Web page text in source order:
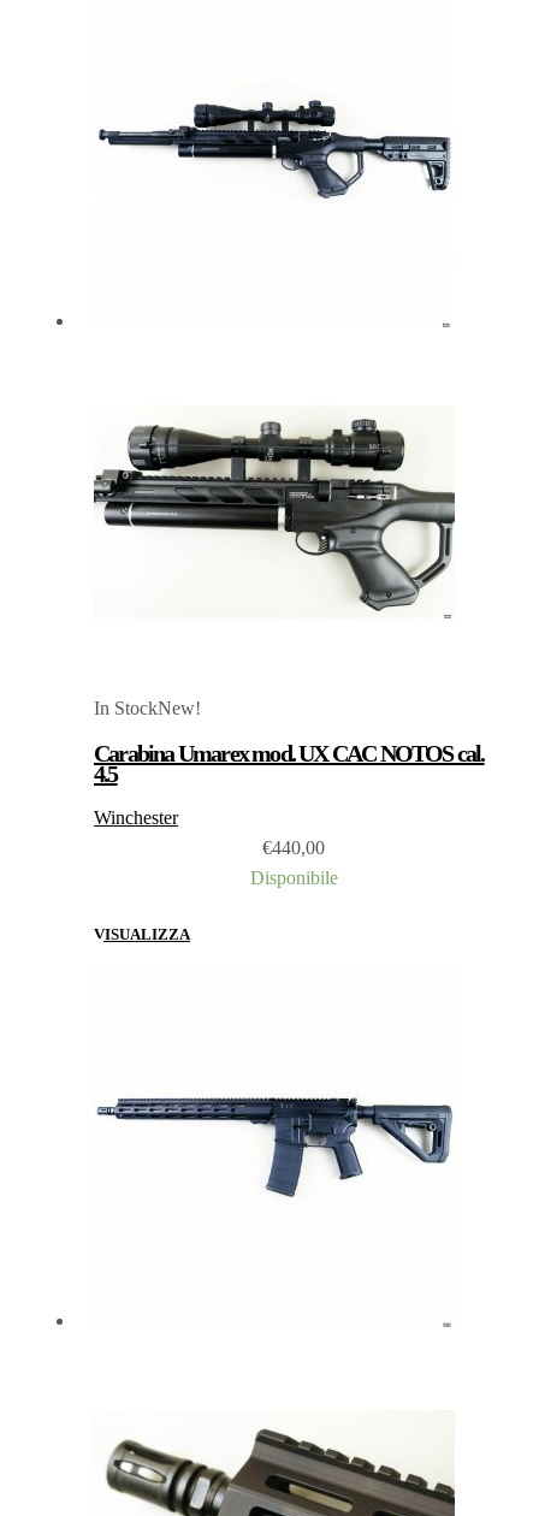
In StockNew!
Carabina Umarex mod. UX CAC NOTOS cal.
4.5
Winchester
€440,00
Disponibile
VISUALIZZA